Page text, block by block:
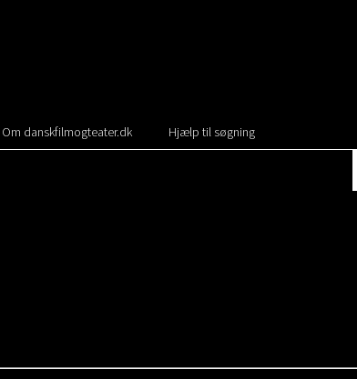
Om danskfilmogteater.dk Hjælp til søgning